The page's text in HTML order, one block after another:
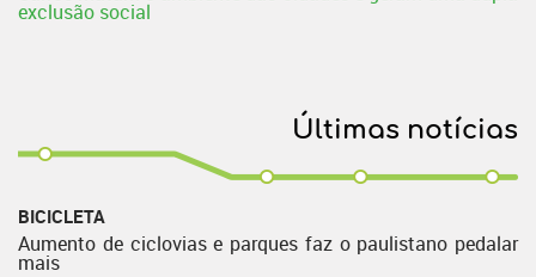
exclusão social
Últimas notícias
BICICLETA
Aumento de ciclovias e parques faz o paulistano pedalar
mais